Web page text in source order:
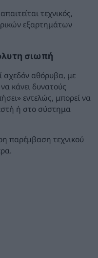
τεχνικός,
εξαρτημάτων
σιωπή
σχεδόν αθόρυβα, με
κάνει δυνατούς
εντελώς, μπορεί να
ή στο σύστημα
παρέμβαση τεχνικού